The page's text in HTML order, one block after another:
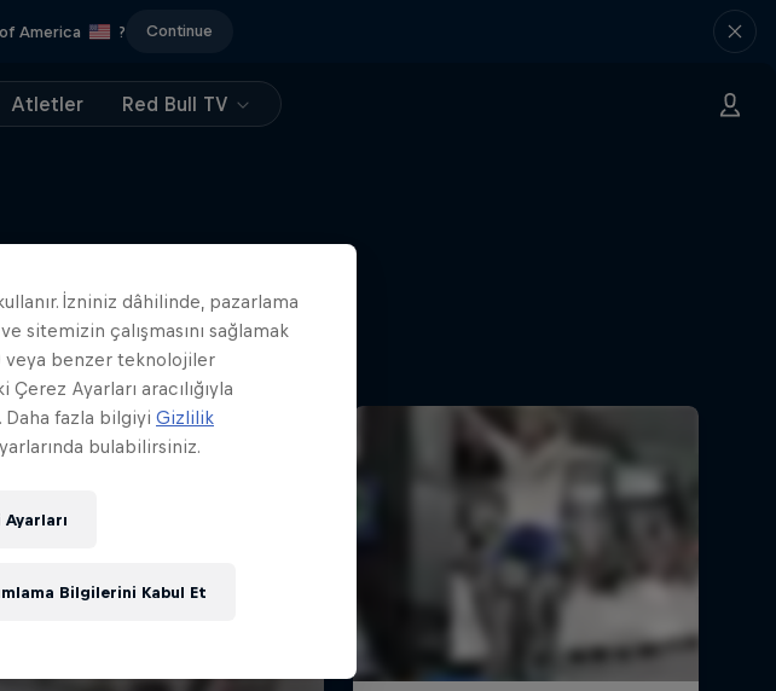
America ? Continue
Atletler Red Bull TV
İzniniz dâhilinde, pazarlama
sitemizin çalışmasını sağlamak
benzer teknolojiler
Ayarları aracılığıyla
Daha fazla bilgiyi Gizlilik
bulabilirsiniz.
Bilgilerini Kabul Et